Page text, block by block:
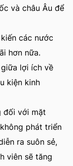
và châu Âu để
các nước
hơn nữa.
lợi ích về
kiện kinh
đối với mặt
phát triển
ra suôn sẻ,
viên sẽ tăng